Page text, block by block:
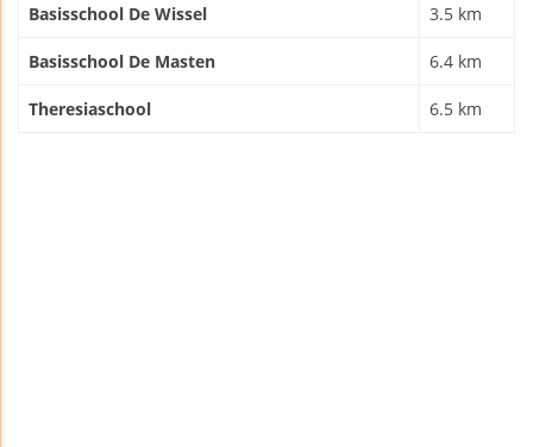
Basisschool De Wissel 3.5 km
Basisschool De Masten 6.4 km
Theresiaschool 6.5 km